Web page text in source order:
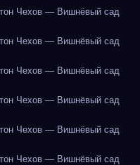
Чехов — Вишнёвый сад
Чехов — Вишнёвый сад
Чехов — Вишнёвый сад
Чехов — Вишнёвый сад
Чехов — Вишнёвый сад
Чехов — Вишнёвый сад